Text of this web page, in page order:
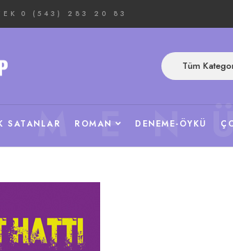
0 (543) 283 20 83
Tüm
SATANLAR ROMAN DENEME-ÖYKÜ